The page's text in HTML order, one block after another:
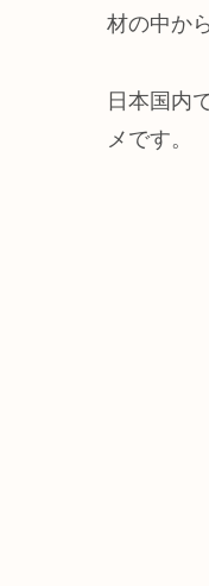
材の中か
日本国内
メです。